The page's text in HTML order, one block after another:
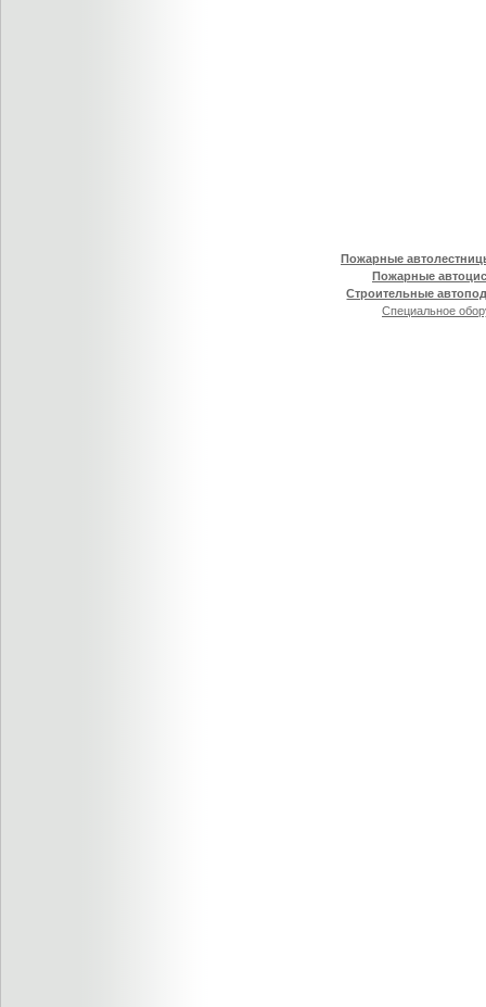
Пожарные
Пожарные
Строительные
Специальное